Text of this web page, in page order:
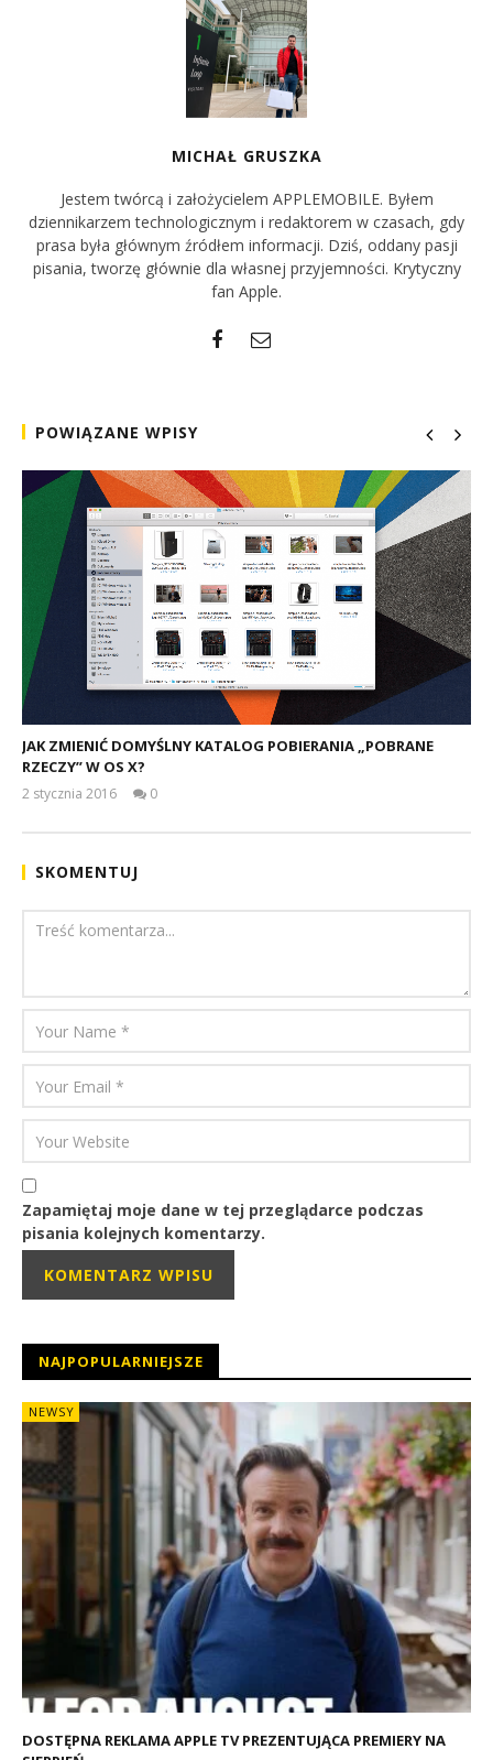
MICHAŁ GRUSZKA
Jestem twórcą i założycielem APPLEMOBILE. Byłem
dziennikarzem technologicznym i redaktorem w czasach, gdy
prasa była głównym źródłem informacji. Dziś, oddany pasji
pisania, tworzę głównie dla własnej przyjemności. Krytyczny
fan Apple.
POWIĄZANE WPISY
JAK ZMIENIĆ DOMYŚLNY KATALOG POBIERANIA „POBRANE
RZECZY” W OS X?
2 stycznia 2016
Gruszka
0
SKOMENTUJ
Zapamiętaj moje dane w tej przeglądarce podczas
pisania kolejnych komentarzy.
NAJPOPULARNIEJSZE
NEWSY
DOSTĘPNA REKLAMA APPLE TV PREZENTUJĄCA PREMIERY NA